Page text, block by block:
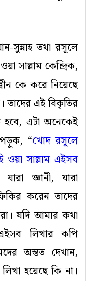
সুন্নাহ তথা রসূলে
সাল্লাম কেন্দ্রিক,
কে করে নিয়েছে
তাদের এই বিকৃতির
হবে, এটা অনেকেই
পড়ুক, “খোদ রসূলে
ওয়া সাল্লাম এইসব
জ্ঞানী, যারা
করেন তাদের
যদি আমার কথা
লিখার কপি
অন্তত দেখান,
হয়েছে কি না।